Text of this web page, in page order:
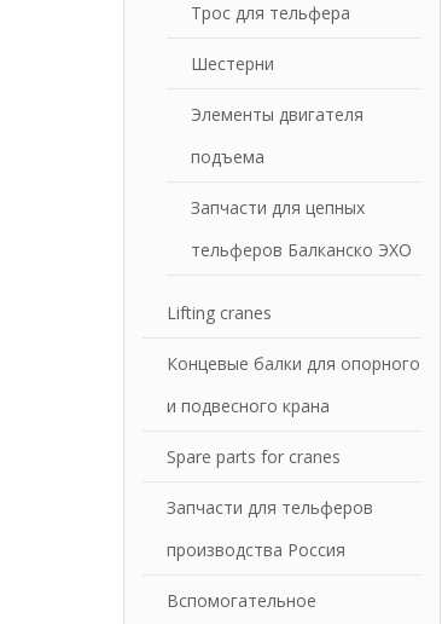
Трос для тельфера
Шестерни
Элементы двигателя
подъема
Запчасти для цепных
тельферов Балканско ЭХО
Lifting cranes
Концевые балки для опорного
и подвесного крана
Spare parts for cranes
Запчасти для тельферов
производства Россия
Вспомогательное